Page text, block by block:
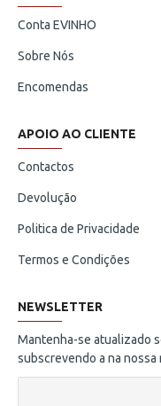
Conta EVINHO
Sobre Nós
Encomendas
APOIO AO CLIENTE
Contactos
Devolução
Politica de Privacidade
Termos e Condições
NEWSLETTER
Mantenha-se atualizado
subscrevendo a na